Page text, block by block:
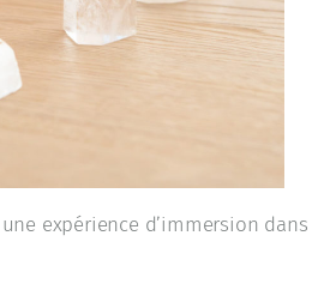
expérience d’immersion dans